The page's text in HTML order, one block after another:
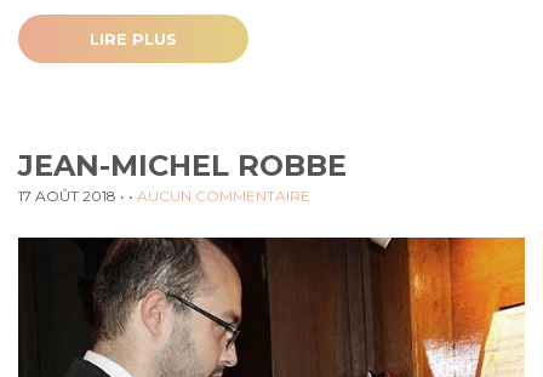
LIRE PLUS
JEAN-MICHEL ROBBE
17 AOÛT 2018 • • AUCUN COMMENTAIRE